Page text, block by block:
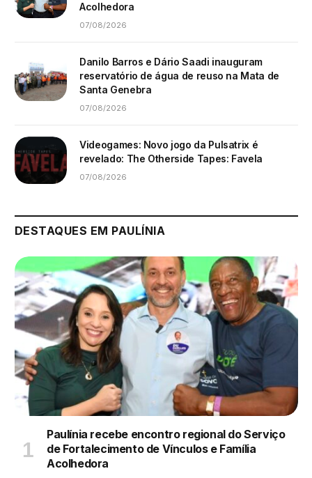
Acolhedora
07/08/2026
Danilo Barros e Dário Saadi inauguram
reservatório de água de reuso na Mata de
Santa Genebra
07/08/2026
Videogames: Novo jogo da Pulsatrix é
revelado: The Otherside Tapes: Favela
07/08/2026
DESTAQUES EM PAULÍNIA
Paulínia recebe encontro regional do Serviço
de Fortalecimento de Vínculos e Família
Acolhedora